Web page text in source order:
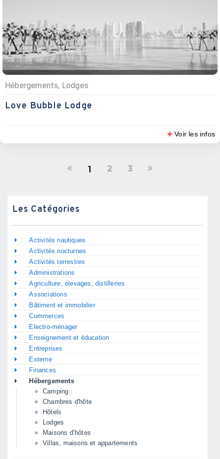
Hébergements, Lodges
Love Bubble Lodge
Voir les infos
1 2 3
Les Catégories
Activités nautiques
Activités nocturnes
Activités terrestres
Administrations
Agriculture, élevages, distilleries
Associations
Bâtiment et immobilier
Commerces
Electro-ménager
Enseignement et éducation
Entreprises
Externe
Finances
Hébergements
Camping
Chambres d'hôte
Hôtels
Lodges
Maisons d’hôtes
Villas, maisons et appartements